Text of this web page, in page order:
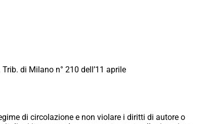
di Milano n° 210 dell’11 aprile
di circolazione e non violare i diritti di autore o